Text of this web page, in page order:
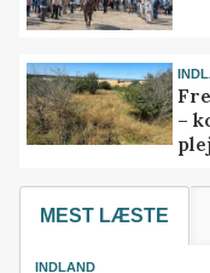
–
MEST LÆSTE
INDLAND